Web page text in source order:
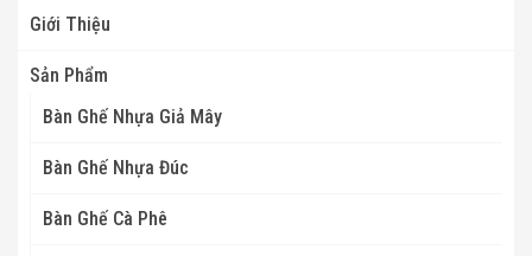
Giới Thiệu
Sản Phẩm
Bàn Ghế Nhựa Giả Mây
Bàn Ghế Nhựa Đúc
Bàn Ghế Cà Phê